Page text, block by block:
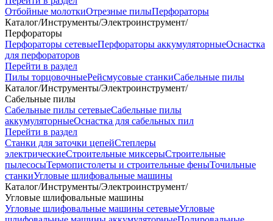
Отбойные молоткиОтрезные пилыПерфораторы
Каталог/Инструменты/Электроинструмент/
Перфораторы
Перфораторы сетевыеПерфораторы аккумуляторныеОснастка
для перфораторов
Перейти в раздел
Пилы торцовочныеРейсмусовые станкиСабельные пилы
Каталог/Инструменты/Электроинструмент/
Сабельные пилы
Сабельные пилы сетевыеСабельные пилы
аккумуляторныеОснастка для сабельных пил
Перейти в раздел
Станки для заточки цепейСтеплеры
электрическиеСтроительные миксерыСтроительные
пылесосыТермопистолеты и строительные феныТочильные
станкиУгловые шлифовальные машины
Каталог/Инструменты/Электроинструмент/
Угловые шлифовальные машины
Угловые шлифовальные машины сетевыеУгловые